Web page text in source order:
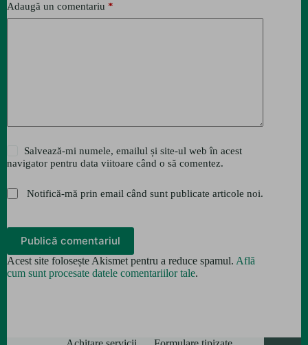
Adaugă un comentariu *
Salvează-mi numele, emailul și site-ul web în acest
navigator pentru data viitoare când o să comentez.
Notifică-mă prin email când sunt publicate articole noi.
Publică comentariul
Acest site folosește Akismet pentru a reduce spamul. Află
cum sunt procesate datele comentariilor tale.